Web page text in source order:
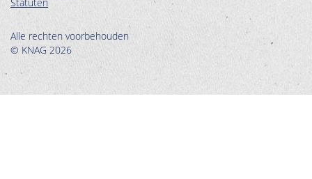
Alle rechten voorbehouden
© KNAG 2026